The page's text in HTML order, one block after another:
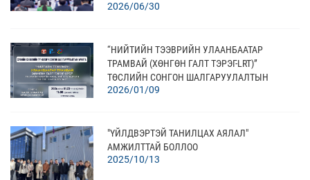
2026/06/30
“НИЙТИЙН ТЭЭВРИЙН УЛААНБААТАР
ТРАМВАЙ (ХӨНГӨН ГАЛТ ТЭРЭГ-LRT)”
ТӨСЛИЙН СОНГОН ШАЛГАРУУЛАЛТЫН
ХҮСЭЛТ АВАХ ХУГАЦААГ СУНГАЛАА
2026/01/09
"ҮЙЛДВЭРТЭЙ ТАНИЛЦАХ АЯЛАЛ"
АМЖИЛТТАЙ БОЛЛОО
2025/10/13